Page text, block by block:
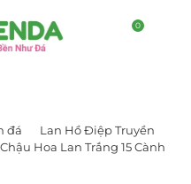
0
đá
Lan Hồ Điệp Truyền
Hoa Lan Trắng 15 Cành